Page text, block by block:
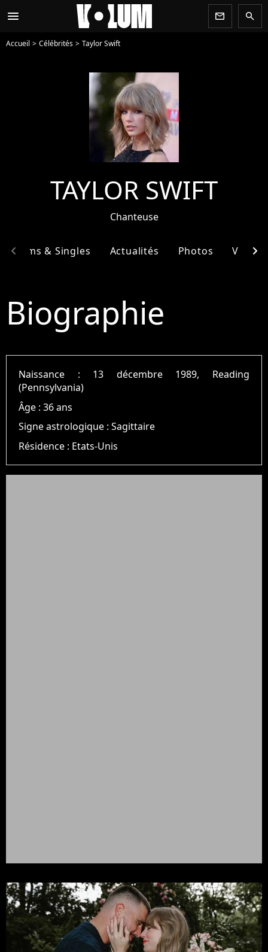
menu newsletter search
Accueil Célébrités Taylor Swift
TAYLOR SWIFT
Chanteuse
Albums & Singles Actualités Photos Vidéos
chevron_left chevron_right
Biographie
Naissance : 13 décembre 1989, Reading
(Pennsylvania)
Âge :36 ans
Signe astrologique :Sagittaire
Résidence : Etats-Unis